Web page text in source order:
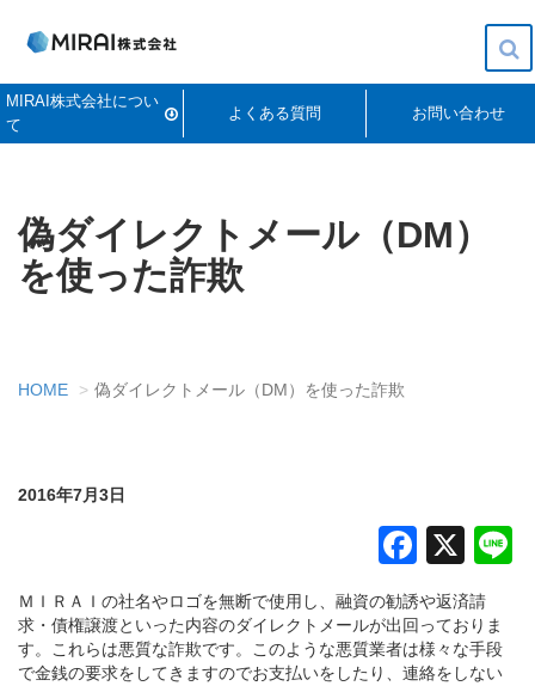
MIRAI株式会社につい
て
よくある質問 お問い合わせ
偽ダイレクトメール（DM）
を使った詐欺
HOME 偽ダイレクトメール（DM）を使った詐欺
2016年7月3日
X
ＭＩＲＡＩの社名やロゴを無断で使用し、融資の勧誘や返済請
求・債権譲渡といった内容のダイレクトメールが出回っておりま
す。これらは悪質な詐欺です。このような悪質業者は様々な手段
で金銭の要求をしてきますのでお支払いをしたり、連絡をしない